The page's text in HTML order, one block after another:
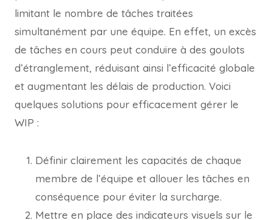
limitant le nombre de tâches traitées
simultanément par une équipe. En effet, un excès
de tâches en cours peut conduire à des goulots
d’étranglement, réduisant ainsi l’efficacité globale
et augmentant les délais de production. Voici
quelques solutions pour efficacement gérer le
WIP :
Définir clairement les capacités de chaque
membre de l’équipe et allouer les tâches en
conséquence pour éviter la surcharge.
Mettre en place des indicateurs visuels sur le